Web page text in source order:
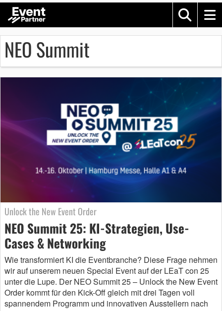
NEO Summit
Unlock the New Event Order
NEO Summit 25: KI-Strategien, Use-
Cases & Networking
Wie transformiert KI die Eventbranche? Diese Frage nehmen
wir auf unserem neuen Special Event auf der LEaT con 25
unter die Lupe. Der NEO Summit 25 – Unlock the New Event
Order kommt für den Kick-Off gleich mit drei Tagen voll
spannendem Programm und innovativen Ausstellern nach